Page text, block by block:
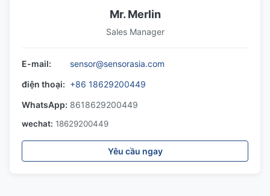
Mr. Merlin
Sales Manager
E-mail:
sensor@sensorasia.com
điện thoại: +86 18629200449
WhatsApp: 8618629200449
wechat: 18629200449
Yêu cầu ngay